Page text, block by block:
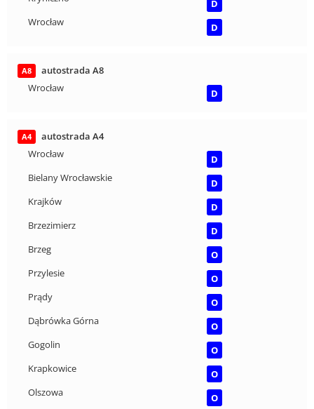
D
Wrocław
D
A8
autostrada A8
Wrocław
D
A4
autostrada A4
Wrocław
D
Bielany Wrocławskie
D
Krajków
D
Brzezimierz
D
Brzeg
O
Przylesie
O
Prądy
O
Dąbrówka Górna
O
Gogolin
O
Krapkowice
O
Olszowa
O